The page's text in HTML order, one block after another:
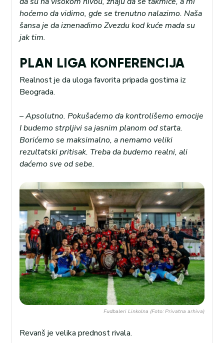
hoćemo da vidimo, gde se trenutno nalazimo. Naša
šansa je da iznenadimo Zvezdu kod kuće mada su
jak tim.
PLAN LIGA KONFERENCIJA
Realnost je da uloga favorita pripada gostima iz
Beograda.
– Apsolutno. Pokušaćemo da kontrolišemo emocije
I budemo strpljivi sa jasnim planom od starta.
Borićemo se maksimalno, a nemamo veliki
rezultatski pritisak. Treba da budemo realni, ali
daćemo sve od sebe.
Fudbaleri Linkolna (Foto: Privatna arhiva)
Revanš je velika prednost rivala.